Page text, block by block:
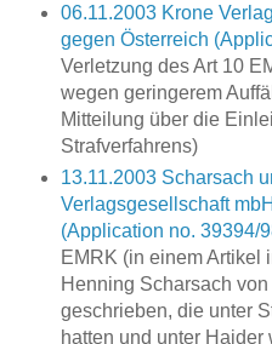
06.11.2003 Krone
gegen Österreich
Verletzung des Art 10
wegen geringerem
Mitteilung über die
Strafverfahrens)
13.11.2003 Scharsach
Verlagsgesellschaft
(Application no. 39394/
EMRK (in einem Artikel
Henning Scharsach
geschrieben, die unter
hatten und unter Haider